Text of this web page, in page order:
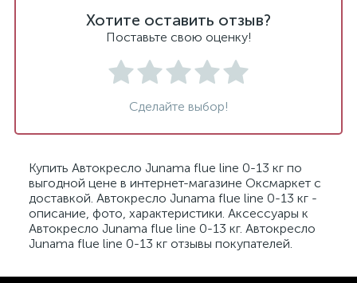
Хотите оставить отзыв?
Поставьте свою оценку!
Сделайте выбор!
Купить Автокресло Junama flue line 0-13 кг по
выгодной цене в интернет-магазине Оксмаркет с
доставкой. Автокресло Junama flue line 0-13 кг -
описание, фото, характеристики. Аксессуары к
Автокресло Junama flue line 0-13 кг. Автокресло
Junama flue line 0-13 кг отзывы покупателей.